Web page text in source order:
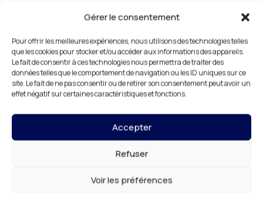
Gérer le consentement
Pour offrir les meilleures expériences, nous utilisons des technologies telles
que les cookies pour stocker et/ou accéder aux informations des appareils.
Le fait de consentir à ces technologies nous permettra de traiter des
données telles que le comportement de navigation ou les ID uniques sur ce
site. Le fait de ne pas consentir ou de retirer son consentement peut avoir un
effet négatif sur certaines caractéristiques et fonctions.
Accepter
Refuser
Voir les préférences
Blindage de Porte Bondy :
Solutions de Sécurisation
Personnalisées
Conscients que chaque habitation présente des
solutions de blindage de porte Bondy entièrement
personnalisées. Nos spécialistes étudient